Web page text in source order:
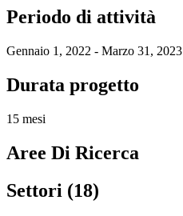
Periodo di attività
Gennaio 1, 2022 - Marzo 31, 2023
Durata progetto
15 mesi
Aree Di Ricerca
Settori (18)